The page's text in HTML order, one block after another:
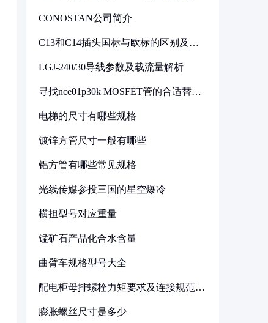
CONOSTAN公司简介
C13和C14插头国标与欧标的区别及其
LGJ-240/30导线参数及载流量解析
寻找nce01p30k MOSFET管的合适替代
电梯的尺寸有哪些规格
镀锌方管尺寸一般有哪些
铝方管有哪些常见规格
光线传媒参投三国的星空爆冷
横担型号对应重量
锰矿石产品化合水含量
曲臂车规格型号大全
配电柜母排螺栓力矩要求及连接规范详
膨胀螺丝尺寸是多少